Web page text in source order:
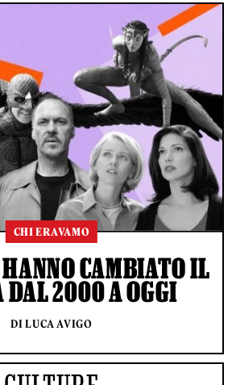
CHI ERAVAMO
CAMBIATO IL
DAL 2000 A OGGI
DI LUCA AVIGO